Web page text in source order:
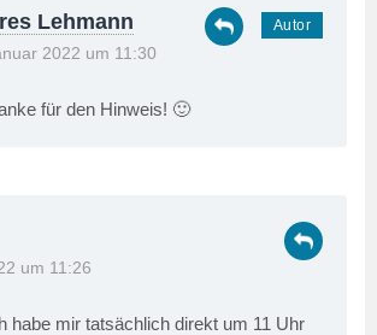
Lehmann
2022 um 11:30
für den Hinweis! 🙂
um 11:26
habe mir tatsächlich direkt um 11 Uhr